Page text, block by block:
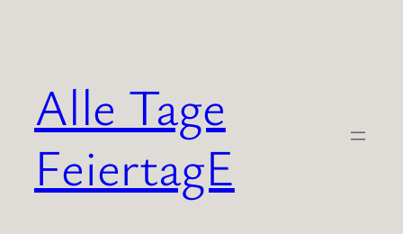
Alle Tage
FeiertagE